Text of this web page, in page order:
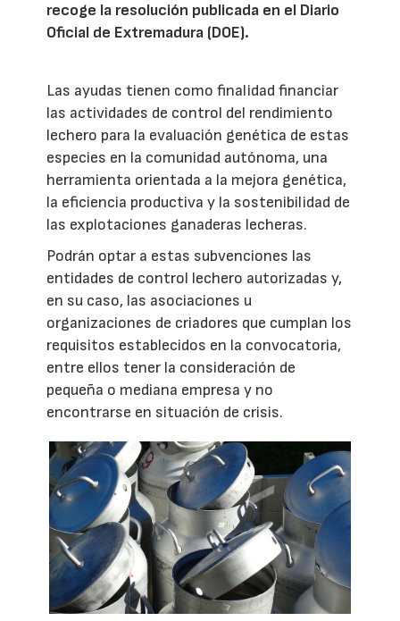
recoge la resolución publicada en el Diario
Oficial de Extremadura (DOE).
Las ayudas tienen como finalidad financiar
las actividades de control del rendimiento
lechero para la evaluación genética de estas
especies en la comunidad autónoma, una
herramienta orientada a la mejora genética,
la eficiencia productiva y la sostenibilidad de
las explotaciones ganaderas lecheras.
Podrán optar a estas subvenciones las
entidades de control lechero autorizadas y,
en su caso, las asociaciones u
organizaciones de criadores que cumplan los
requisitos establecidos en la convocatoria,
entre ellos tener la consideración de
pequeña o mediana empresa y no
encontrarse en situación de crisis.